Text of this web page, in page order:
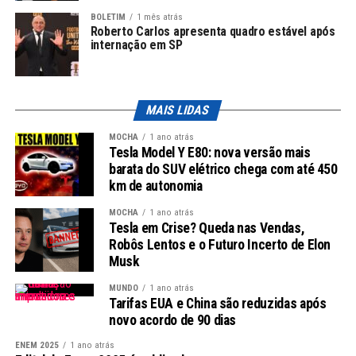
população e os entusiastas do futebol estão atentos aos
desenvolvimentos desse caso, que pode não apenas
afetar a imagem de Xaud, mas também implicar a
própria integridade da CBF.
Leia Também: PSG atropela e é
campeão da Copa da França antes da
final da Champions
Especialistas Comentam
Analistas políticos e especialistas em direito eleitoral
expressaram a importância de que investigações como
essa sejam levadas a sério. A credibilidade das
instituições eleitorais é crucial para garantir que os
processos democráticos não sejam corrompidos.
Implicações Práticas
Expectativa dos Torcedores
Os confrontos prometem ser intensos e acirrados, uma
clubes do futebol brasileiro. O Twitter oficial da Copa do
Brasil compartilhou um emocionante post perguntando
quem será o campeão, uma interação que gerou
ansiedade e expectativa nas redes sociais. Os torcedores
estão prontos para vitórias e derrotas, acompanhando
cada movimento de seus times favoritos.
“QUEM VAI SER O
CAMPEÃO? 🏆 Os
confrontos das quartas de
final e o chaveamento até a
BOLETIM 1 mês atrás
Roberto Carlos apresenta quadro estável após
internação em SP
MAIS LIDAS
MOCHA 1 ano atrás
Tesla Model Y E80: nova versão mais
barata do SUV elétrico chega com até 450
km de autonomia
MOCHA 1 ano atrás
Tesla em Crise? Queda nas Vendas,
Robôs Lentos e o Futuro Incerto de Elon
Musk
MUNDO 1 ano atrás
Tarifas EUA e China são reduzidas após
novo acordo de 90 dias
ENEM 2025 1 ano atrás